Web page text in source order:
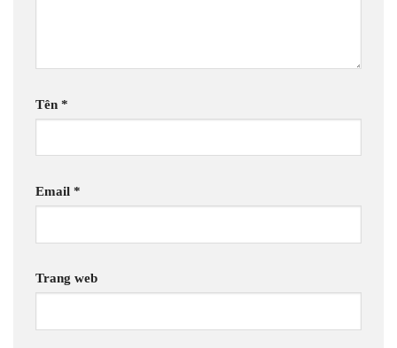
Tên *
Email *
Trang web